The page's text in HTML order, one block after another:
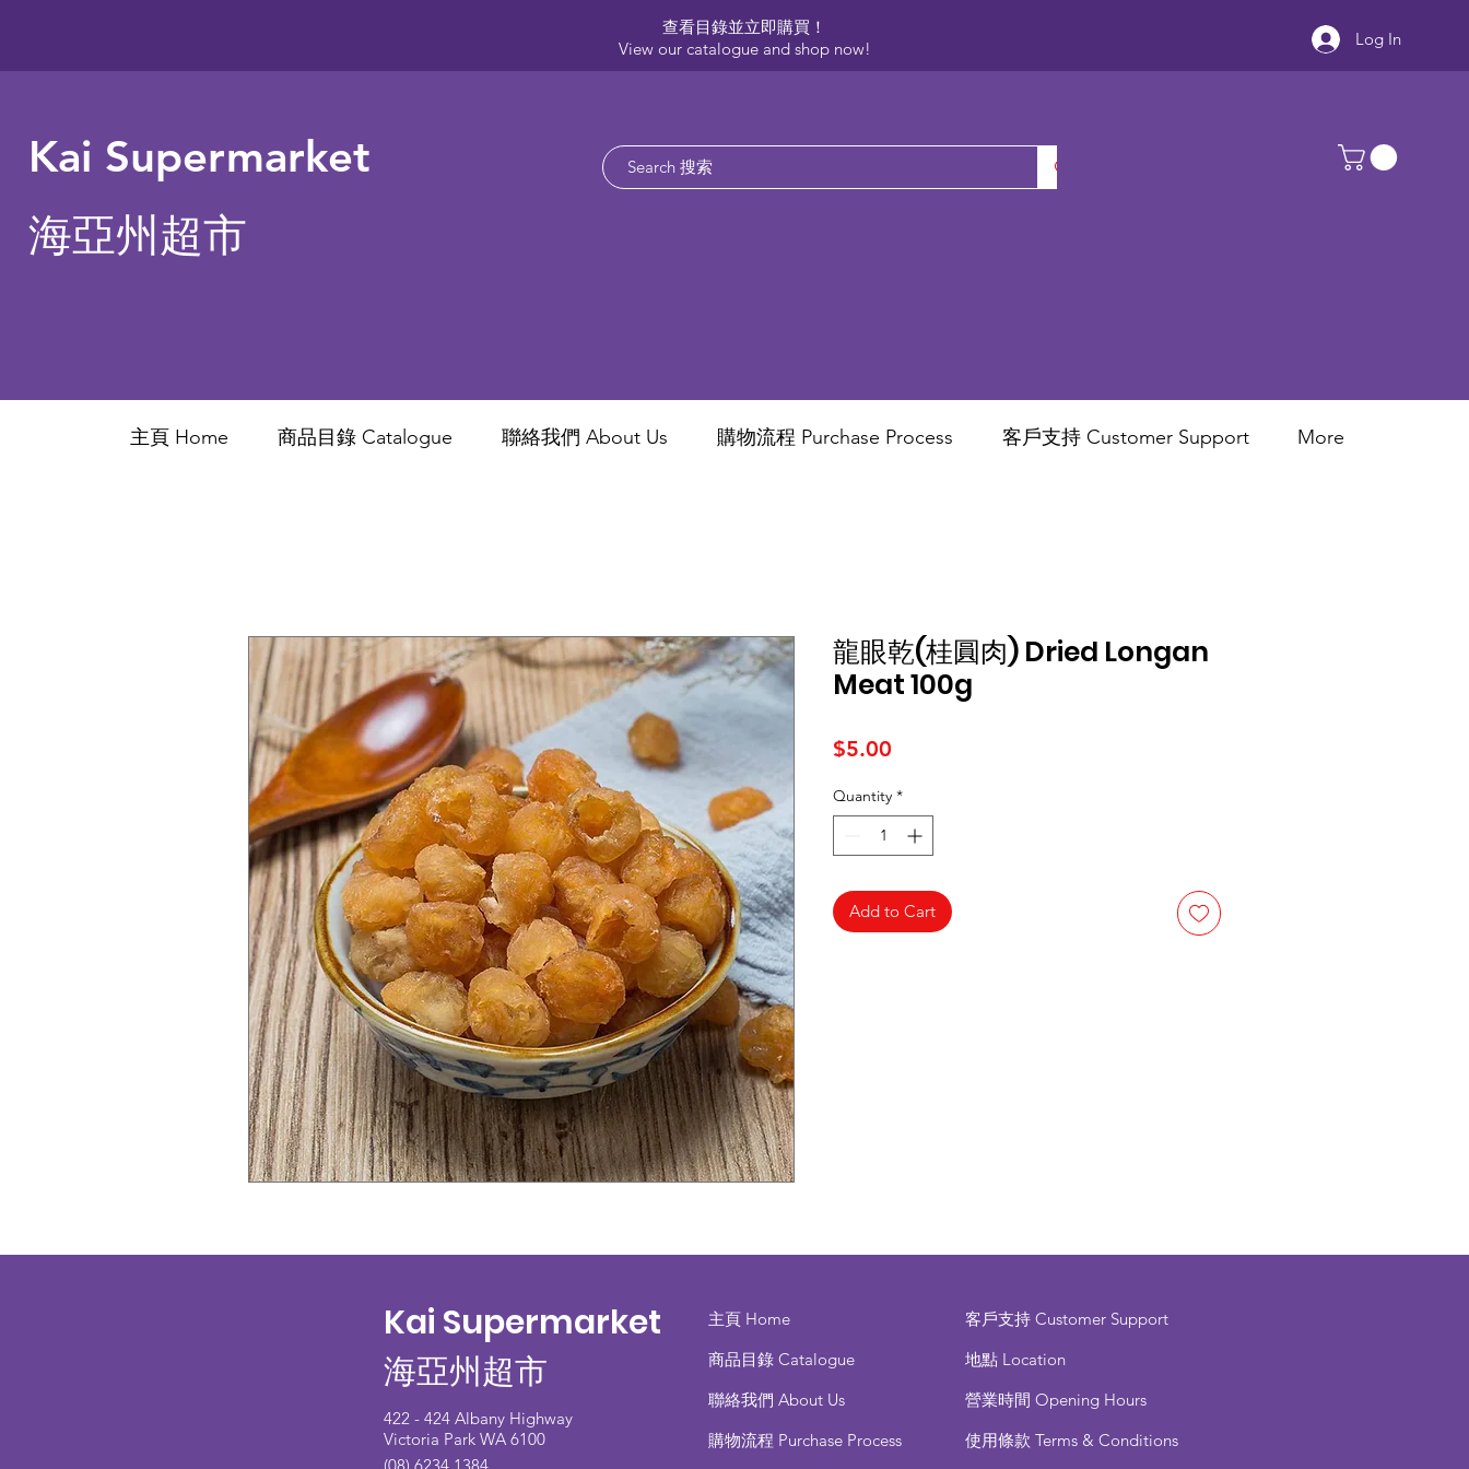
查看目錄並立即購買！​
View our catalogue and shop now!
Log In
Kai Supermarket
海亞州超市
主頁 Home 商品目錄 ​Catalogue 聯絡我們 About Us ​購物流程 Purchase Process 客戶支持 Customer Support More
龍眼乾(桂圓肉) Dried Longan
Meat 100g
$5.00
Quantity *
Add to Cart
Kai Supermarket
海亞州超市
422 - 424 Albany Highway
Victoria Park WA 6100
主頁 Home
商品目錄 ​Catalogue
聯絡我們 About Us
​購物流程 Purchase Process
客戶支持Customer Support
地點 Location
營業時間Opening Hours
使用條款Terms & Conditions